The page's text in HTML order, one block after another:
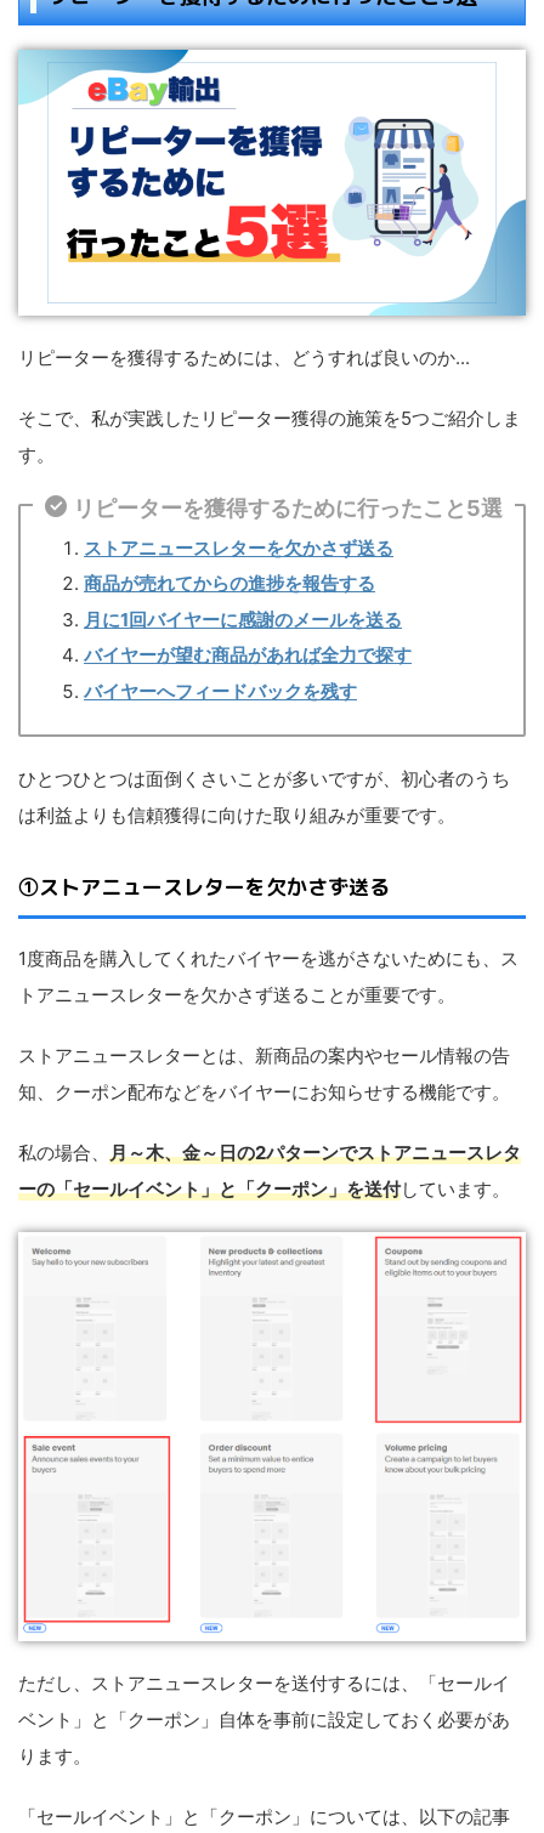
リピーターを獲得するためには、どうすれば良いのか...
そこで、私が実践したリピーター獲得の施策を5つご紹介しま
す。
リピーターを獲得するために行ったこと5選
ストアニュースレターを欠かさず送る
商品が売れてからの進捗を報告する
月に1回バイヤーに感謝のメールを送る
バイヤーが望む商品があれば全力で探す
バイヤーへフィードバックを残す
ひとつひとつは面倒くさいことが多いですが、初心者のうち
は利益よりも信頼獲得に向けた取り組みが重要です。
①ストアニュースレターを欠かさず送る
1度商品を購入してくれたバイヤーを逃がさないためにも、ス
トアニュースレターを欠かさず送ることが重要です。
ストアニュースレターとは、新商品の案内やセール情報の告
知、クーポン配布などをバイヤーにお知らせする機能です。
私の場合、 月～木、金～日の2パターンでストアニュースレタ
ーの「セールイベント」と「クーポン」を送付しています。
ただし、ストアニュースレターを送付するには、「セールイ
ベント」と「クーポン」自体を事前に設定しておく必要があ
ります。
「セールイベント」と「クーポン」については、以下の記事